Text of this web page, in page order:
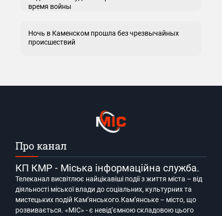
время войны
Ночь в Каменском прошла без чрезвычайных
происшествий
Про канал
КП КМР - Міська інформаційна служба.
Телеканал висвітлює найцікавіші події з життя міста – від
діяльності міської влади до соціальних, культурних та
мистецьких подій Кам’янського.Кам’янське – місто, що
розвивається. «МІС» - є невід’ємною складовою цього